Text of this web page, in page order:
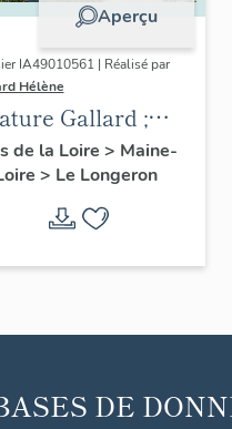
Aperçu
IA49010561 | Réalisé par
Hélène
Gallard ;
Allion ;
Industrielle
frères ;
Mulliez-
de la Loire > Maine-
> Le Longeron
DE